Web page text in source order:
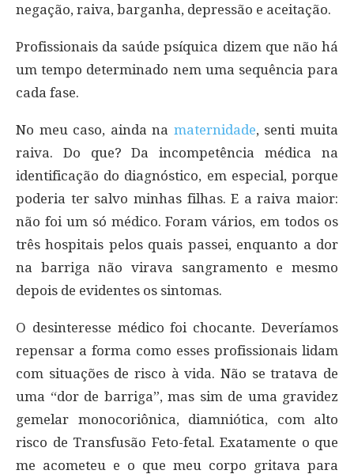
negação, raiva, barganha, depressão e aceitação.
Profissionais da saúde psíquica dizem que não há
um tempo determinado nem uma sequência para
cada fase.
No meu caso, ainda na maternidade, senti muita
raiva. Do que? Da incompetência médica na
identificação do diagnóstico, em especial, porque
poderia ter salvo minhas filhas. E a raiva maior:
não foi um só médico. Foram vários, em todos os
três hospitais pelos quais passei, enquanto a dor
na barriga não virava sangramento e mesmo
depois de evidentes os sintomas.
O desinteresse médico foi chocante. Deveríamos
repensar a forma como esses profissionais lidam
com situações de risco à vida. Não se tratava de
uma “dor de barriga”, mas sim de uma gravidez
gemelar monocoriônica, diamniótica, com alto
risco de Transfusão Feto-fetal. Exatamente o que
me acometeu e o que meu corpo gritava para